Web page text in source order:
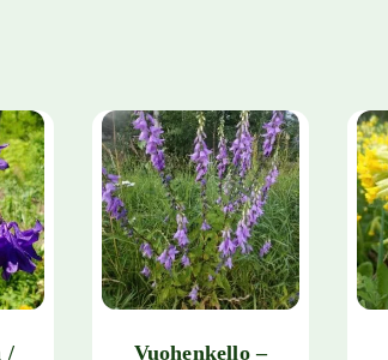
/
Vuohenkello –